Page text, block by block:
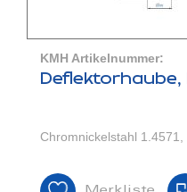
KMH Artikelnummer:
Chromnickelstahl 1.4571,